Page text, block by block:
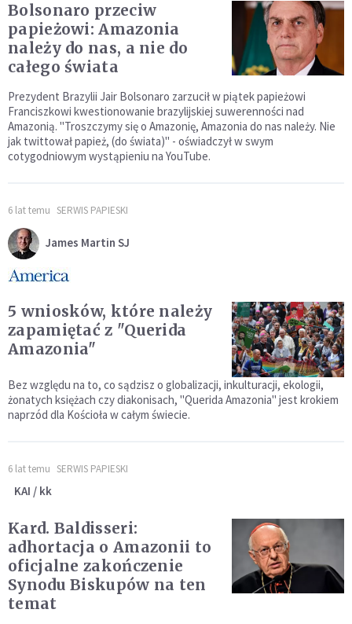
Bolsonaro przeciw
papieżowi: Amazonia
należy do nas, a nie do
całego świata
Prezydent Brazylii Jair Bolsonaro zarzucił w piątek papieżowi
Franciszkowi kwestionowanie brazylijskiej suwerenności nad
Amazonią. "Troszczymy się o Amazonię, Amazonia do nas należy. Nie
jak twittował papież, (do świata)" - oświadczył w swym
cotygodniowym wystąpieniu na YouTube.
6 lat temu SERWIS PAPIESKI
James Martin SJ
5 wniosków, które należy
zapamiętać z "Querida
Amazonia"
Bez względu na to, co sądzisz o globalizacji, inkulturacji, ekologii,
żonatych księżach czy diakonisach, "Querida Amazonia" jest krokiem
naprzód dla Kościoła w całym świecie.
6 lat temu SERWIS PAPIESKI
KAI / kk
Kard. Baldisseri:
adhortacja o Amazonii to
oficjalne zakończenie
Synodu Biskupów na ten
temat